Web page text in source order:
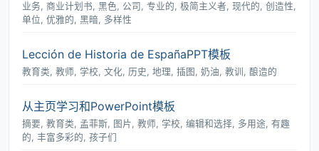
业务, 商业计划书, 黑色, 公司, 专业的, 极简主义者, 现代的, 创造性,
单位, 优雅的, 黑暗, 多样性
Lección de Historia de EspañaPPT模板
教育类, 教师, 学校, 文化, 历史, 地理, 插图, 奶油, 教训, 酿造的
从主页学习和PowerPoint模板
摘要, 教育类, 孟菲斯, 图片, 教师, 学校, 编辑和选择, 多用途, 有趣
的, 丰富多彩的, 孩子们